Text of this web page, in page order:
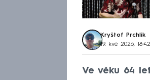
Kryštof Prchlík
19. kvě 2026, 18:42
Ve věku 64